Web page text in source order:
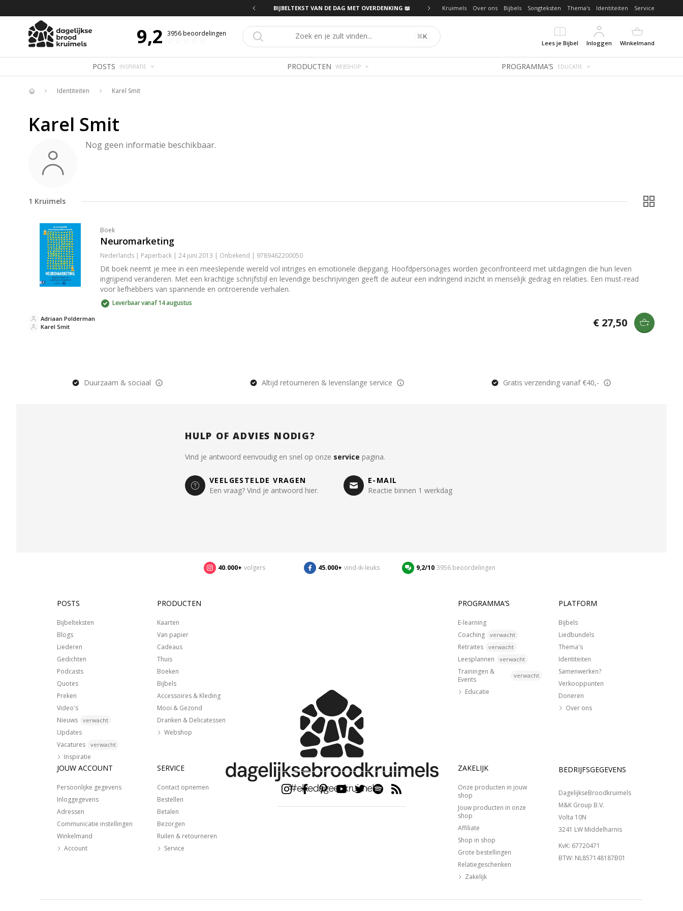
BIJBELTEKST VAN DE DAG MET OVERDENKING 📖 Kruimels Over ons Bijbels Songteksten Thema's Identiteiten Service
9,2 3956beoordelingen ⌘K
Lees je Bijbel
Inloggen Winkelmand
POSTS INSPIRATIE PRODUCTEN WEBSHOP PROGRAMMA’S EDUCATIE
Identiteiten Karel Smit
Karel Smit
Nog geen informatie beschikbaar.
1 Kruimels
Boek
Neuromarketing
Nederlands | Paperback | 24 juni 2013 | Onbekend | 9789462200050
Dit boek neemt je mee in een meeslepende wereld vol intriges en emotionele diepgang. Hoofdpersonages worden geconfronteerd met uitdagingen die hun leven
ingrijpend veranderen. Met een krachtige schrijfstijl en levendige beschrijvingen geeft de auteur een indringend inzicht in menselijk gedrag en relaties. Een must-read
voor liefhebbers van spannende en ontroerende verhalen.
Leverbaar vanaf 14 augustus
Karel Smit
Adriaan Polderman € 27,50
Duurzaam & sociaal Altijd retourneren & levenslange service Gratis verzending vanaf €40,-
HULP OF ADVIES NODIG?
Vind je antwoord eenvoudig en snel op onze service pagina.
VEELGESTELDE VRAGEN
Een vraag? Vind je antwoord hier.
E-MAIL
Reactie binnen 1 werkdag
40.000+ volgers 45.000+ vind-ik-leuks 9,2/10 3956 beoordelingen
POSTS
Bijbelteksten
Blogs
Liederen
Gedichten
Podcasts
Quotes
Preken
Video's
Nieuws
verwacht
Updates
Vacatures
verwacht
Inspiratie
PRODUCTEN
Kaarten
Van papier
Cadeaus
Thuis
Boeken
Bijbels
Accessoires & Kleding
Mooi & Gezond
Dranken & Delicatessen
Webshop
PROGRAMMA’S
E-learning
Coaching
verwacht
Retraites verwacht
Leesplannen verwacht
Trainingen &
Events
verwacht
Educatie
PLATFORM
Bijbels
Liedbundels
Thema's
Identiteiten
Samenwerken?
Verkooppunten
Doneren
Over ons
JOUW ACCOUNT
Persoonlijke gegevens
Inloggegevens
Adressen
Communicatie instellingen
Winkelmand
Account
SERVICE
Contact opnemen
Bestellen
Betalen
Bezorgen
Ruilen & retourneren
Service
ZAKELIJK
Onze producten in jouw
shop
Jouw producten in onze
shop
Affiliate
Shop in shop
Grote bestellingen
Relatiegeschenken
Zakelijk
BEDRIJFSGEGEVENS
DagelijkseBroodkruimels
M&K Group B.V.
Volta 10N
3241 LW Middelharnis
KvK: 67720471
BTW: NL857148187B01